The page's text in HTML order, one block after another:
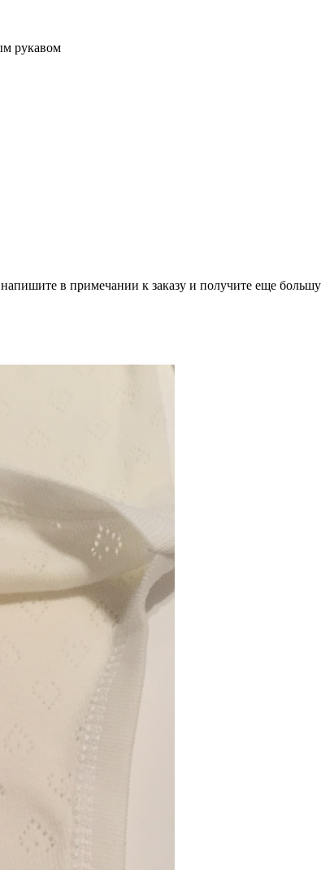
рукавом
в примечании к заказу и получите еще